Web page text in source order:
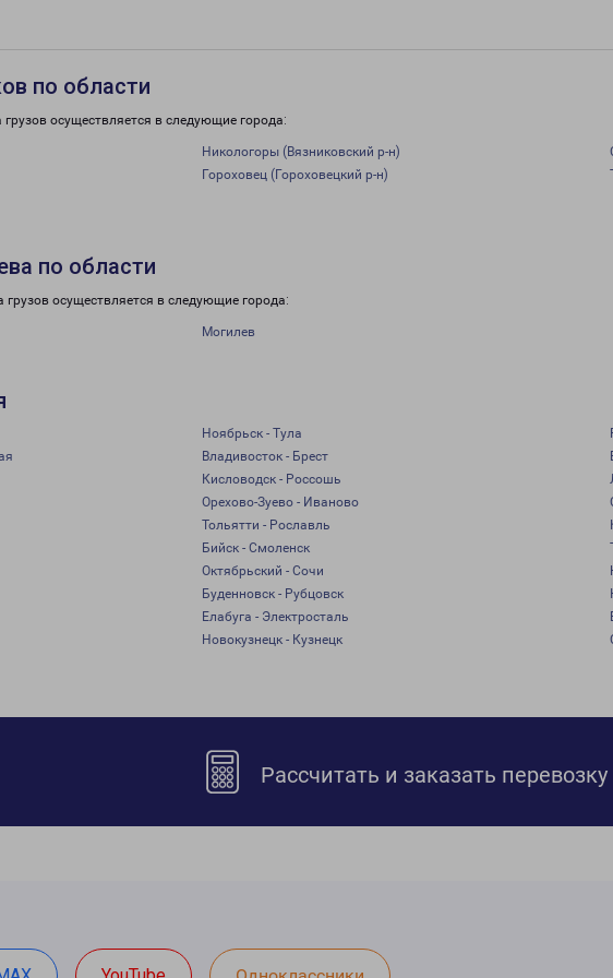
по области
осуществляется в следующие города:
Никологоры (Вязниковский р-н)
Гороховец (Гороховецкий р-н)
по области
осуществляется в следующие города:
Могилев
Ноябрьск - Тула
Владивосток - Брест
Кисловодск - Россошь
Орехово-Зуево - Иваново
Тольятти - Рославль
Бийск - Смоленск
Октябрьский - Сочи
Буденновск - Рубцовск
Елабуга - Электросталь
Новокузнецк - Кузнецк
Рассчитать и заказать перевозку